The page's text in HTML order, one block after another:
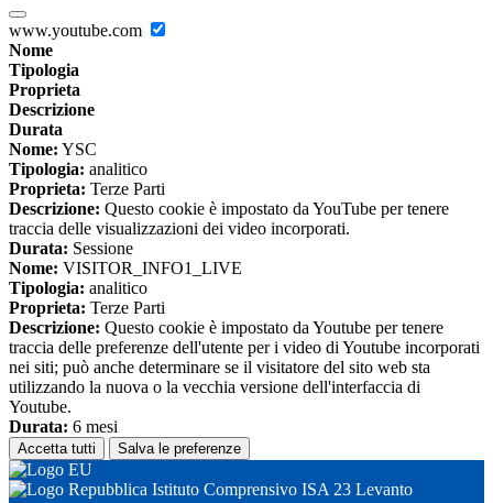
www.youtube.com
Nome
Tipologia
Proprieta
Descrizione
Durata
Nome: YSC
Tipologia: analitico
Proprieta: Terze Parti
Descrizione: Questo cookie è impostato da YouTube per tenere
traccia delle visualizzazioni dei video incorporati.
Durata: Sessione
Nome: VISITOR_INFO1_LIVE
Tipologia: analitico
Proprieta: Terze Parti
Descrizione: Questo cookie è impostato da Youtube per tenere
traccia delle preferenze dell'utente per i video di Youtube incorporati
nei siti; può anche determinare se il visitatore del sito web sta
utilizzando la nuova o la vecchia versione dell'interfaccia di
Youtube.
Durata: 6 mesi
Accetta tutti Salva le preferenze
Istituto Comprensivo ISA 23 Levanto